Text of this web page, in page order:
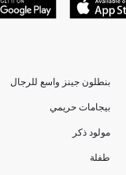
بنطلون جينز واسع للرجال
بيجامات حريمي
مولود ذكر
طفلة